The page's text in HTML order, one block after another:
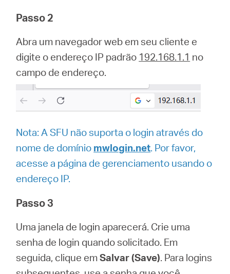
Passo 2
Abra um navegador web em seu cliente e
digite o endereço IP padrão 192.168.1.1 no
campo de endereço.
Nota:A SFU não suporta o login através do
nome de domínio mwlogin.net. Por favor,
acesse a página de gerenciamento usando o
endereço IP.
Passo 3
Uma janela de login aparecerá. Crie uma
senha de login quando solicitado. Em
seguida, clique emSalvar (Save). Para logins